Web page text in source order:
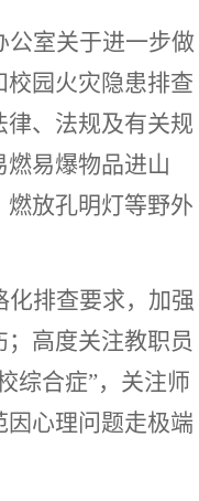
公室关于进一步做
园火灾隐患排查
、法规及有关规
易爆物品进山
燃放孔明灯等野外
排查要求，加强
高度关注教职员
综合症”，关注师
心理问题走极端